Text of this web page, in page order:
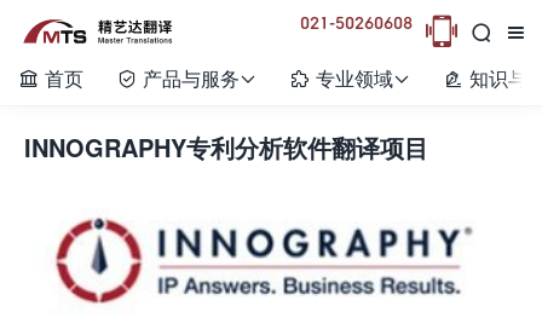


021-50260608 
 首页  产品与服务  专业领域  知识与
INNOGRAPHY专利分析软件翻译项目